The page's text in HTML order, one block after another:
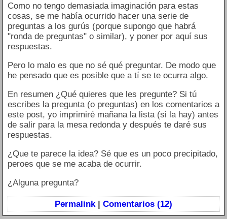
Como no tengo demasiada imaginación para estas
cosas, se me había ocurrido hacer una serie de
preguntas a los gurús (porque supongo que habrá
"ronda de preguntas" o similar), y poner por aquí sus
respuestas.
Pero lo malo es que no sé qué preguntar. De modo que
he pensado que es posible que a tí se te ocurra algo.
En resumen ¿Qué quieres que les pregunte? Si tú
escribes la pregunta (o preguntas) en los comentarios a
este post, yo imprimiré mañana la lista (si la hay) antes
de salir para la mesa redonda y después te daré sus
respuestas.
¿Que te parece la idea? Sé que es un poco precipitado,
peroes que se me acaba de ocurrir.
¿Alguna pregunta?
Permalink | Comentarios (12)